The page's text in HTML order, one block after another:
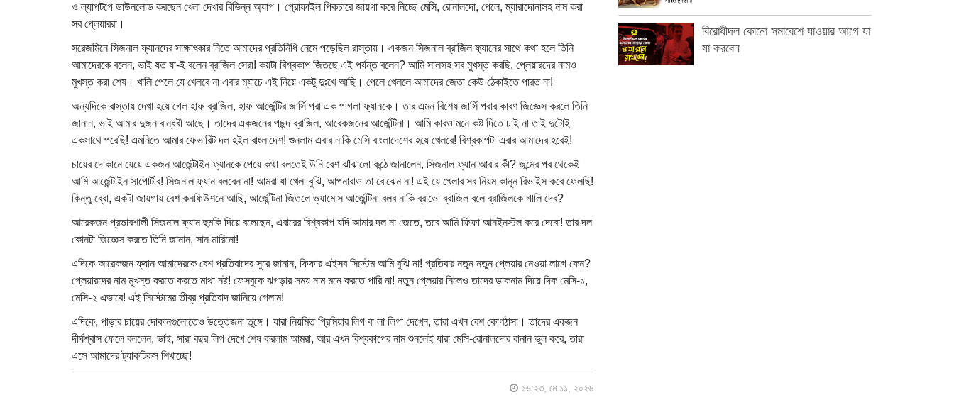
ও ল্যাপটপে ডাউনলোড করছেন খেলা দেখার বিভিন্ন অ্যাপ। প্রোফাইল পিকচারে জায়গা করে নিচ্ছে মেসি, রোনালদো, পেলে, ম্যারাদোনাসহ নাম করা
সব প্লেয়াররা।
সরেজমিনে সিজনাল ফ্যানদের সাক্ষাৎকার নিতে আমাদের প্রতিনিধি নেমে পড়েছিল রাস্তায়। একজন সিজনাল ব্রাজিল ফ্যানের সাথে কথা হলে তিনি
আমাদেরকে বলেন, ভাই যত যা-ই বলেন ব্রাজিল সেরা! কয়টা বিশ্বকাপ জিতছে এই পর্যন্ত বলেন? আমি সালসহ সব মুখস্ত করছি, প্লেয়ারদের নামও
মুখস্ত করা শেষ। খালি পেলে যে খেলবে না এবার ম্যাচে এই নিয়ে একটু দুঃখে আছি। পেলে খেললে আমাদের জেতা কেউ ঠেকাইতে পারত না!
অন্যদিকে রাস্তায় দেখা হয়ে গেল হাফ ব্রাজিল, হাফ আর্জেন্টির জার্সি পরা এক পাগলা ফ্যানকে। তার এমন বিশেষ জার্সি পরার কারণ জিজ্ঞেস করলে তিনি
জানান, ভাই আমার দুজন বান্ধবী আছে। তাদের একজনের পছন্দ ব্রাজিল, আরেকজনের আর্জেন্টিনা। আমি কারও মনে কষ্ট দিতে চাই না তাই দুটোই
একসাথে পরেছি! এমনিতে আমার ফেভারিট দল হইল বাংলাদেশ! শুনলাম এবার নাকি মেসি বাংলাদেশের হয়ে খেলবে! বিশ্বকাপটা এবার আমাদের হবেই!
চায়ের দোকানে যেয়ে একজন আর্জেন্টাইন ফ্যানকে পেয়ে কথা বলতেই উনি বেশ ঝাঁঝালো কন্ঠে জানালেন, সিজনাল ফ্যান আবার কী? জন্মের পর থেকেই
আমি আর্জেন্টাইন সাপোর্টার! সিজনাল ফ্যান বলবেন না! আমরা যা খেলা বুঝি, আপনারাও তা বোঝেন না! এই যে খেলার সব নিয়ম কানুন রিভাইস করে ফেলছি!
কিন্তু ব্রো, একটা জায়গায় বেশ কনফিউশনে আছি, আর্জেন্টিনা জিতলে ভ্যামোস আর্জেন্টিনা বলব নাকি ব্রাভো ব্রাজিল বলে ব্রাজিলকে গালি দেব?
আরেকজন প্রভাবশালী সিজনাল ফ্যান হুমকি দিয়ে বলেছেন, এবারের বিশ্বকাপ যদি আমার দল না জেতে, তবে আমি ফিফা আনইনস্টল করে দেবো! তার দল
কোনটা জিজ্ঞেস করতে তিনি জানান, সান মারিনো!
এদিকে আরেকজন ফ্যান আমাদেরকে বেশ প্রতিবাদের সুরে জানান, ফিফার এইসব সিস্টেম আমি বুঝি না! প্রতিবার নতুন নতুন প্লেয়ার নেওয়া লাগে কেন?
প্লেয়ারদের নাম মুখস্ত করতে করতে মাথা নষ্ট! ফেসবুকে ঝগড়ার সময় নাম মনে করতে পারি না! নতুন প্লেয়ার নিলেও তাদের ডাকনাম দিয়ে দিক মেসি-১,
মেসি-২ এভাবে! এই সিস্টেমের তীব্র প্রতিবাদ জানিয়ে গেলাম!
এদিকে, পাড়ার চায়ের দোকানগুলোতেও উত্তেজনা তুঙ্গে। যারা নিয়মিত প্রিমিয়ার লিগ বা লা লিগা দেখেন, তারা এখন বেশ কোণঠাসা। তাদের একজন
দীর্ঘশ্বাস ফেলে বললেন, ভাই, সারা বছর লিগ দেখে শেষ করলাম আমরা, আর এখন বিশ্বকাপের নাম শুনলেই যারা মেসি-রোনালদোর বানান ভুল করে, তারা
এসে আমাদের ট্যাকটিকস শিখাচ্ছে!
১৬:২৩, মে ১১, ২০২৬
বিরোধীদল কোনো সমাবেশে যাওয়ার আগে যা
যা করবেন